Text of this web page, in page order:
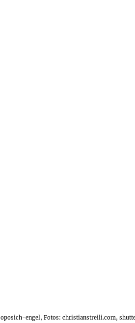
oposich-engel, Fotos: christianstreili.com,